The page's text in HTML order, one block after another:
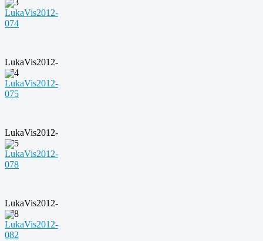
LukaVis2012-
074
LukaVis2012-
075
LukaVis2012-
078